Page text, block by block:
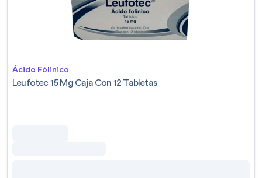
Ácido Fólinico
Leufotec 15 Mg Caja Con 12 Tabletas